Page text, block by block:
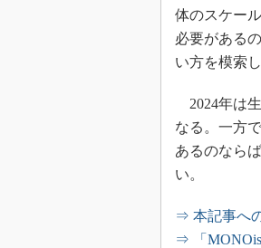
体のスケー
必要がある
い方を模索
2024年は
なる。一方
あるのなら
い。
⇒ 本記事へ
⇒ 「